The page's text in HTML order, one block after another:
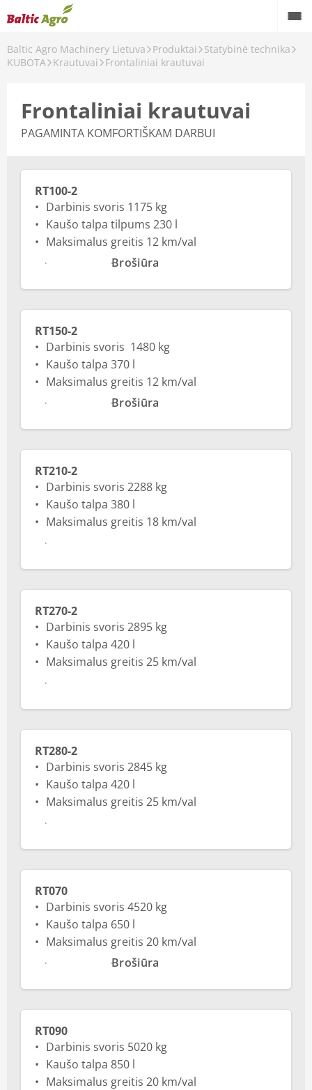
Baltic Agro Machinery Lietuva Produktai
Statybinė technika
KUBOTA Krautuvai Frontaliniai krautuvai
Frontaliniai krautuvai
PAGAMINTA KOMFORTIŠKAM DARBUI
RT100-2
Darbinis svoris 1175 kg
Kaušo talpa tilpums 230 l
Maksimalus greitis 12 km/val
Daugiau
Brošiūra
RT150-2
Darbinis svoris 1480 kg
Kaušo talpa 370 l
Maksimalus greitis 12 km/val
Daugiau
Brošiūra
RT210-2
Darbinis svoris 2288 kg
Kaušo talpa 380 l
Maksimalus greitis 18 km/val
Daugiau
RT270-2
Darbinis svoris 2895 kg
Kaušo talpa 420 l
Maksimalus greitis 25 km/val
Daugiau
RT280-2
Darbinis svoris 2845 kg
Kaušo talpa 420 l
Maksimalus greitis 25 km/val
Daugiau
RT070
Darbinis svoris 4520 kg
Kaušo talpa 650 l
Maksimalus greitis 20 km/val
Daugiau
Brošiūra
RT090
Darbinis svoris 5020 kg
Kaušo talpa 850 l
Maksimalus greitis 20 km/val